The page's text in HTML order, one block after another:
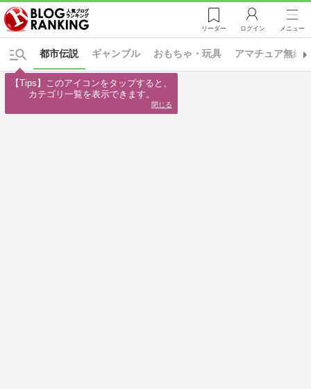
リーダー ログイン メニュー
ギャンブル おもちゃ・玩具 アマチュア無線
都市伝説
【Tips】このアイコンをタップすると、
カテゴリ一覧を表示できます。
閉じる